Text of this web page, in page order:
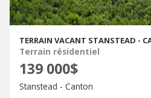
TERRAIN VACANT STANSTEAD -
Terrain résidentiel
139 000$
Stanstead - Canton